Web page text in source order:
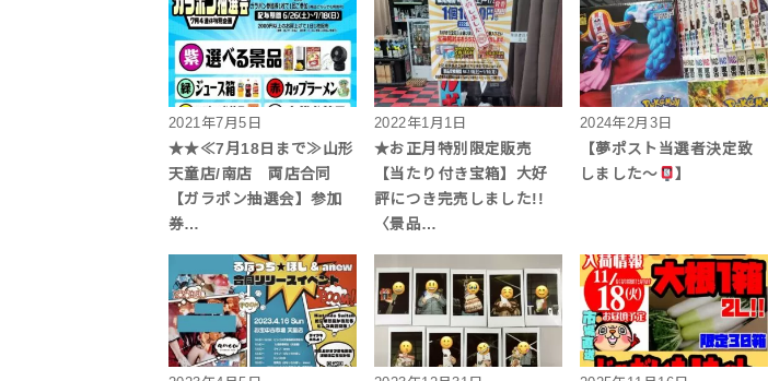
2021年7月5日
★★≪7月18日まで≫山形
天童店/南店 両店合同
【ガラポン抽選会】参加
券…
2022年1月1日
★お正月特別限定販売
【当たり付き宝箱】大好
評につき完売しました!!
〈景品…
2024年2月3日
【夢ポスト当選者決定致
しました～
】